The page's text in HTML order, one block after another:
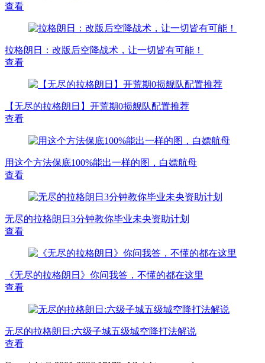
查看
拉格朗日：改版后空降战术，让一切皆有可能！
查看
【无尽的拉格朗日】开荒期0损舰队配置推荐
查看
用这个方法保底100%能出一样的图，白嫖航母
查看
无尽的拉格朗日3分钟教你毕业未央资助计划
查看
《无尽的拉格朗日》你问我答，不懂的都在这里
查看
无尽的拉格朗日:六级子城五级城空降打法解说
查看